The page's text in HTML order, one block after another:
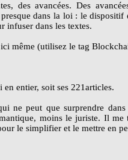
des avancées. Des
dans la loi : le dispositif
infuser dans les textes.
même (utilisez le tag
entier, soit ses 221articles.
ne peut que surprendre
moins le juriste. Il me
le simplifier et le mettre en